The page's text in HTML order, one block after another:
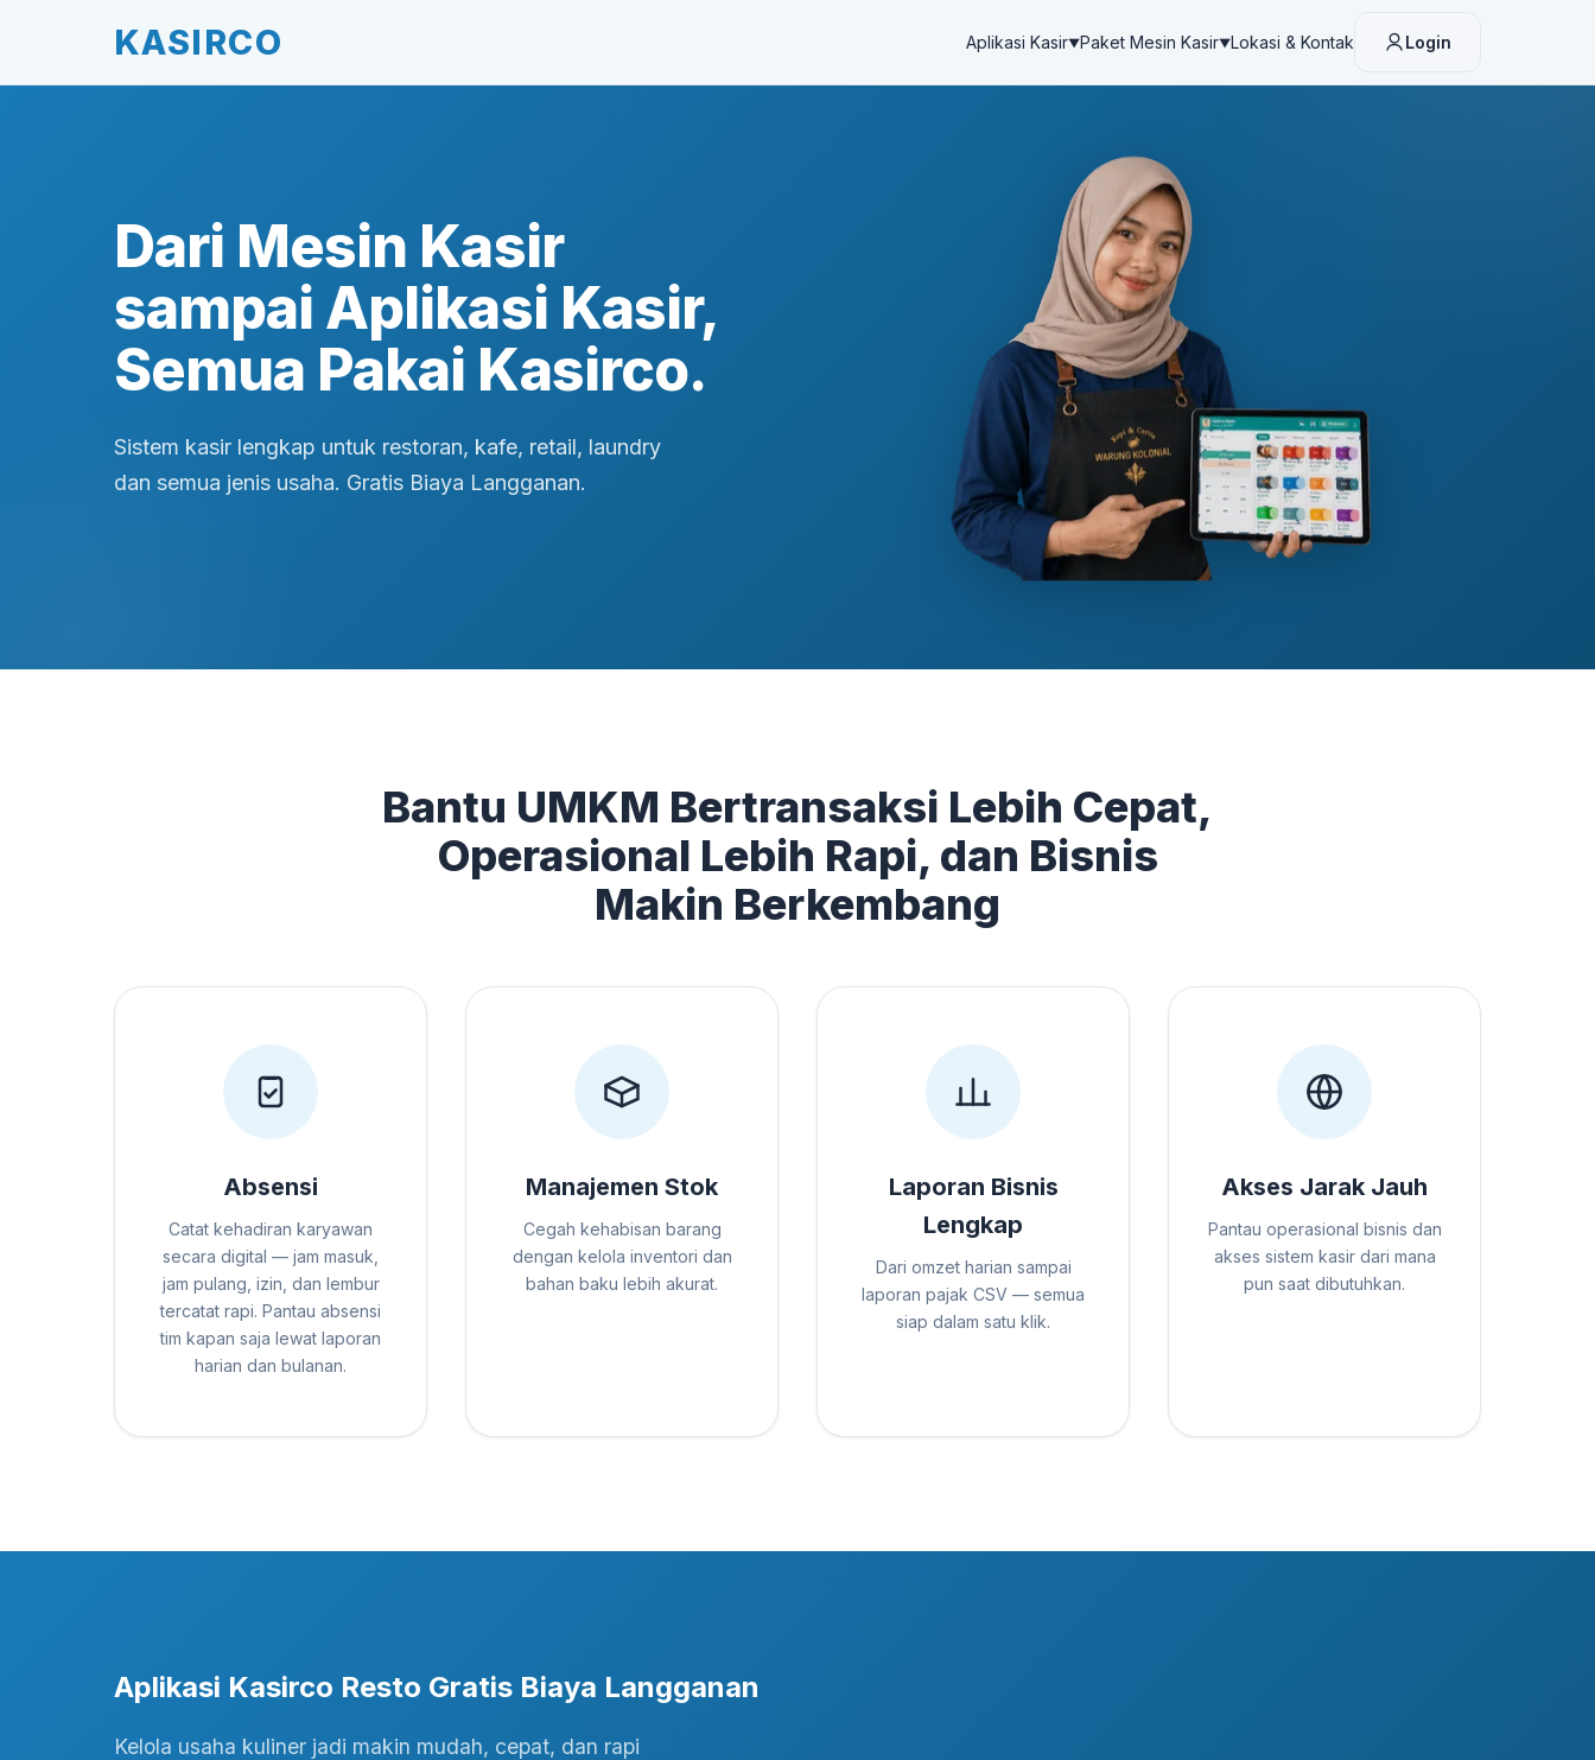
KASIRCO Aplikasi Kasir▼Paket Mesin Kasir▼Lokasi & Kontak Login
Dari Mesin Kasir
sampai Aplikasi Kasir,
Semua Pakai Kasirco.
Sistem kasir lengkap untuk restoran, kafe, retail, laundry
dan semua jenis usaha. Gratis Biaya Langganan.
Bantu UMKM Bertransaksi Lebih Cepat,
Operasional Lebih Rapi, dan Bisnis
Makin Berkembang
Absensi
Catat kehadiran karyawan
secara digital — jam masuk,
jam pulang, izin, dan lembur
tercatat rapi. Pantau absensi
tim kapan saja lewat laporan
harian dan bulanan.
Manajemen Stok
Cegah kehabisan barang
dengan kelola inventori dan
bahan baku lebih akurat.
Laporan Bisnis
Lengkap
Dari omzet harian sampai
laporan pajak CSV — semua
siap dalam satu klik.
Akses Jarak Jauh
Pantau operasional bisnis dan
akses sistem kasir dari mana
pun saat dibutuhkan.
Aplikasi Kasirco Resto Gratis Biaya Langganan
Kelola usaha kuliner jadi makin mudah, cepat, dan rapi